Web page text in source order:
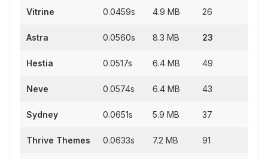
Vitrine 0.0459s 4.9 MB 26
Astra 0.0560s 8.3 MB 23
Hestia 0.0517s 6.4 MB 49
Neve 0.0574s 6.4 MB 43
Sydney 0.0651s 5.9 MB 37
Thrive Themes 0.0633s 7.2 MB 91